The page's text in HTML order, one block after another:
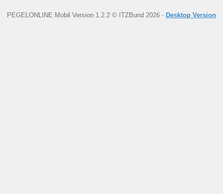
PEGELONLINE Mobil Version 1.2.2 © ITZBund 2026 - Desktop Version